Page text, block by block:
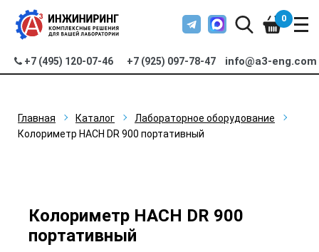
+7 (495) 120-07-46 +7 (925) 097-78-47 info@a3-eng.com
0
Главная Каталог
Лабораторное оборудование
Колориметр HACH DR 900 портативный
Колориметр HACH DR 900
портативный